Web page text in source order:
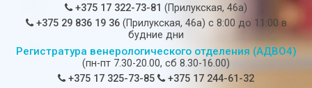
+375 17 322-73-81 (Прилукская, 46а)
+375 29 836 19 36(Прилукская, 46а) c 8:00 до 11:00 в
будние дни
Регистратура венерологического отделения (АДВО4)
(пн-пт 7.30-20.00, сб 8.30-16.00)
+375 17 325-73-85
+375 17 244-61-32